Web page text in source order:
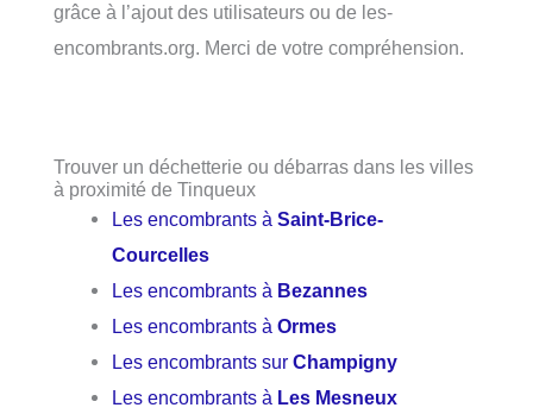
grâce à l’ajout des utilisateurs ou de les-
encombrants.org. Merci de votre compréhension.
Trouver un déchetterie ou débarras dans les villes
à proximité de Tinqueux
Les encombrants àSaint-Brice-
Courcelles
Les encombrants à Bezannes
Les encombrants àOrmes
Les encombrants surChampigny
Les encombrants à Les Mesneux